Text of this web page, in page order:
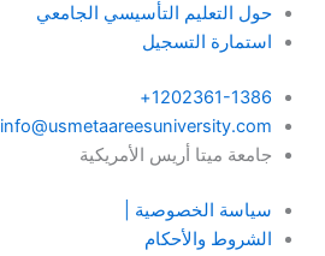
حول التعليم التأسيسي الجامعي
استمارة التسجيل
1202361-1386+
info@usmetaareesuniversity.com
جامعة ميتا أريس الأمريكية
سياسة الخصوصية |
الشروط والأحكام